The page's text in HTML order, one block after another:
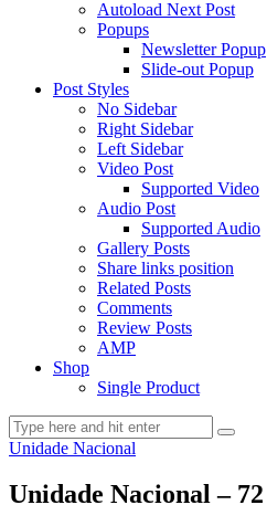
Autoload Next Post
Popups
Newsletter Popup
Slide-out Popup
Post Styles
No Sidebar
Right Sidebar
Left Sidebar
Video Post
Supported Video
Audio Post
Supported Audio
Gallery Posts
Share links position
Related Posts
Comments
Review Posts
AMP
Shop
Single Product
Unidade Nacional
Unidade Nacional – 72